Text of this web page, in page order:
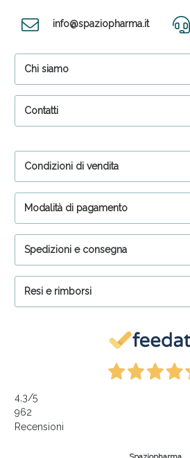
info@spaziopharma.it
Chi siamo
Contatti
Condizioni di vendita
Modalità di pagamento
Spedizioni e consegna
Resi e rimborsi
4,3/5
962
Recensioni